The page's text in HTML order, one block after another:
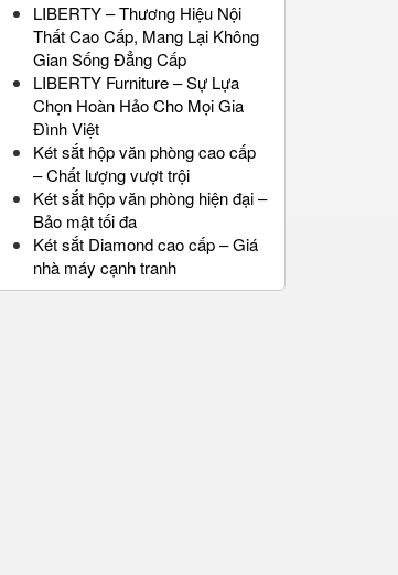
LIBERTY – Thương Hiệu Nội
Thất Cao Cấp, Mang Lại Không
Gian Sống Đẳng Cấp
LIBERTY Furniture – Sự Lựa
Chọn Hoàn Hảo Cho Mọi Gia
Đình Việt
Két sắt hộp văn phòng cao cấp
– Chất lượng vượt trội
Két sắt hộp văn phòng hiện đại –
Bảo mật tối đa
Két sắt Diamond cao cấp – Giá
nhà máy cạnh tranh